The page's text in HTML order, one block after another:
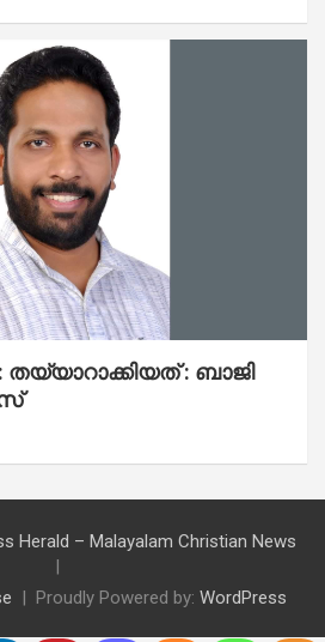
: ബാജി
Herald – Malayalam Christian News
Proudly Powered by: WordPress